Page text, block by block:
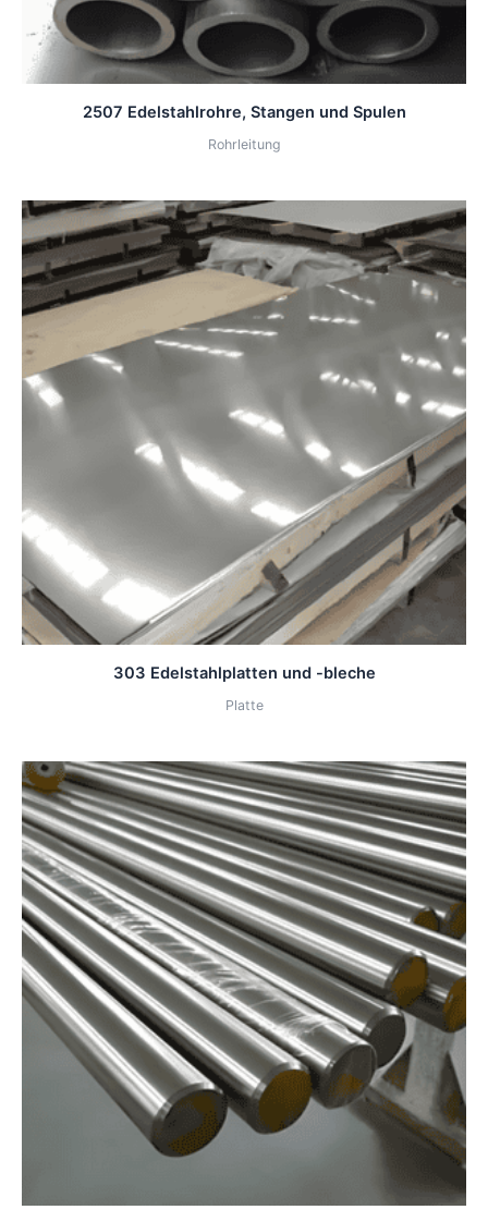
2507 Edelstahlrohre, Stangen und Spulen
Rohrleitung
303 Edelstahlplatten und -bleche
Platte